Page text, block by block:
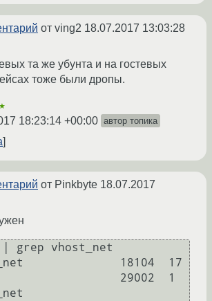
от ving2 18.07.2017 13:03:28
та же убунта и на гостевых
тоже были дропы.
18:23:14 +00:00 автор топика
от Pinkbyte 18.07.2017
| grep vhost_net
18104  17
29002  1